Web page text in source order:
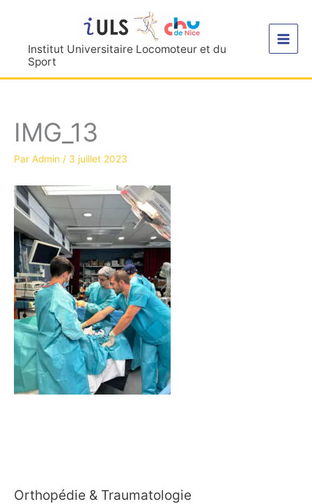
contenuInstitut Universitaire Locomoteur et du
Sport
IMG_13
Par Admin / 3 juillet 2023
Orthopédie & Traumatologie